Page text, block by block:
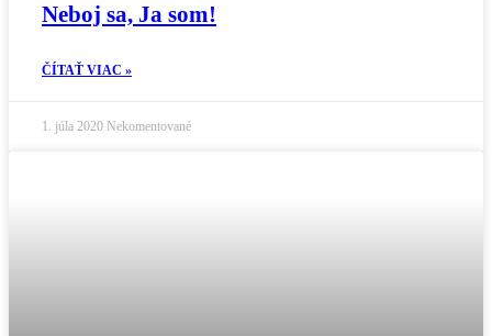
Neboj sa, Ja som!
ČÍTAŤ VIAC »
1. júla 2020 Nekomentované